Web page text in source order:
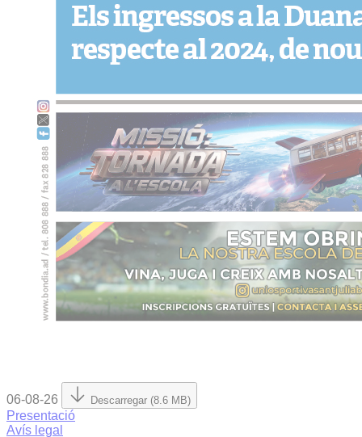
06-08-26 Descarregar (8.6 MB)
Presentació
Avís legal